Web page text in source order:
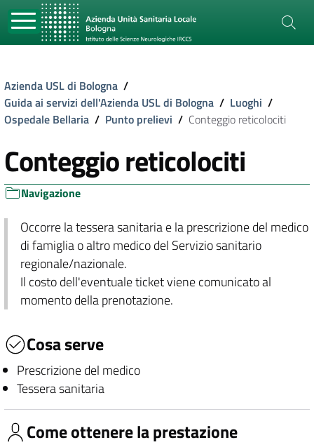
Azienda USL di Bologna /
Guida ai servizi dell'Azienda USL di Bologna / Luoghi /
Ospedale Bellaria / Punto prelievi / Conteggio reticolociti
Conteggio reticolociti
Navigazione
Occorre la tessera sanitaria e la prescrizione del medico
di famiglia o altro medico del Servizio sanitario
regionale/nazionale.
Il costo dell'eventuale ticket viene comunicato al
momento della prenotazione.
Cosa serve
Prescrizione del medico
Tessera sanitaria
Come ottenere la prestazione